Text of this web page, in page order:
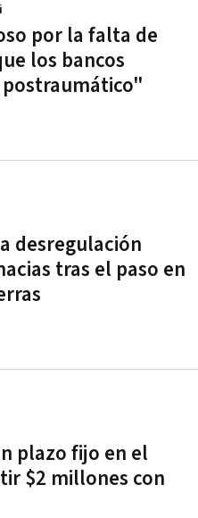
por la falta de
los bancos
desregulación
tras el paso en
plazo fijo en el
$2 millones con